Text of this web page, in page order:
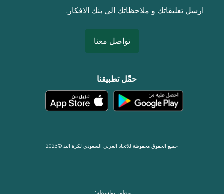
ارسل تعليقاتك و ملاحظاتك الى بنك الافكار.
تواصل معنا
حمِّل تطبيقنا
جميع الحقوق محفوظة للاتحاد العربي السعودي لكرة اليد ©2023